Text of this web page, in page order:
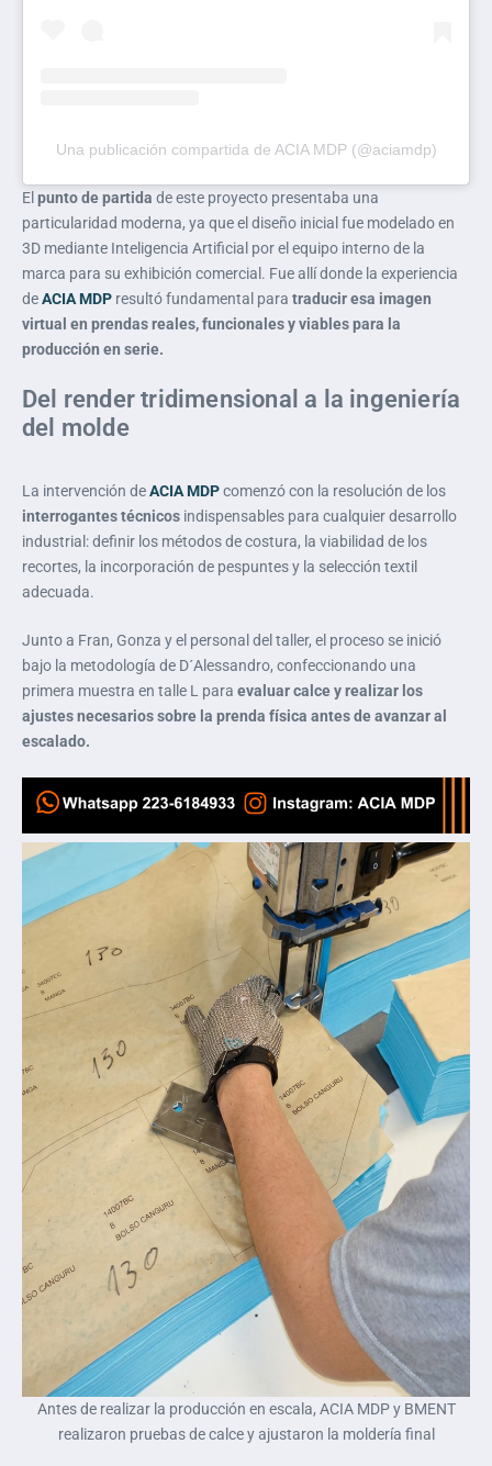
Una publicación compartida de ACIA MDP (@aciamdp)
El punto de partida de este proyecto presentaba una
particularidad moderna, ya que el diseño inicial fue modelado en
3D mediante Inteligencia Artificial por el equipo interno de la
marca para su exhibición comercial. Fue allí donde la experiencia
deACIA MDP resultó fundamental para traducir esa imagen
virtual en prendas reales, funcionales y viables para la
producción en serie.
Del render tridimensional a la ingeniería
del molde
La intervención deACIA MDPcomenzó con la resolución de los
interrogantes técnicos indispensables para cualquier desarrollo
industrial: definir los métodos de costura, la viabilidad de los
recortes, la incorporación de pespuntes y la selección textil
adecuada.
Junto a Fran, Gonza y el personal del taller, el proceso se inició
bajo la metodología de D´Alessandro, confeccionando una
primera muestra en talle L para evaluar calce y realizar los
ajustes necesarios sobre la prenda física antes de avanzar al
escalado.
Antes de realizar la producción en escala, ACIA MDP y BMENT
realizaron pruebas de calce y ajustaron la moldería final